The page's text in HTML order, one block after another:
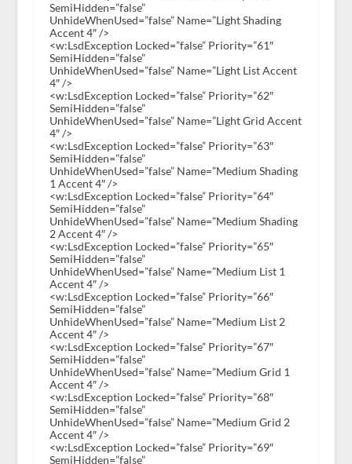
SemiHidden=”false”
UnhideWhenUsed=”false” Name=”Light Shading
Accent 4″ />
<w:LsdException Locked=”false” Priority=”61″
SemiHidden=”false”
UnhideWhenUsed=”false” Name=”Light List Accent
4″ />
<w:LsdException Locked=”false” Priority=”62″
SemiHidden=”false”
UnhideWhenUsed=”false” Name=”Light Grid Accent
4″ />
<w:LsdException Locked=”false” Priority=”63″
SemiHidden=”false”
UnhideWhenUsed=”false” Name=”Medium Shading
1 Accent 4″ />
<w:LsdException Locked=”false” Priority=”64″
SemiHidden=”false”
UnhideWhenUsed=”false” Name=”Medium Shading
2 Accent 4″ />
<w:LsdException Locked=”false” Priority=”65″
SemiHidden=”false”
UnhideWhenUsed=”false” Name=”Medium List 1
Accent 4″ />
<w:LsdException Locked=”false” Priority=”66″
SemiHidden=”false”
UnhideWhenUsed=”false” Name=”Medium List 2
Accent 4″ />
<w:LsdException Locked=”false” Priority=”67″
SemiHidden=”false”
UnhideWhenUsed=”false” Name=”Medium Grid 1
Accent 4″ />
<w:LsdException Locked=”false” Priority=”68″
SemiHidden=”false”
UnhideWhenUsed=”false” Name=”Medium Grid 2
Accent 4″ />
<w:LsdException Locked=”false” Priority=”69″
SemiHidden=”false”